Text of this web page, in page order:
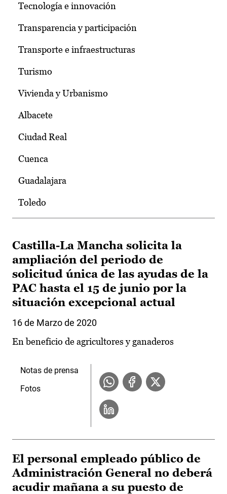
Tecnología e innovación
Transparencia y participación
Transporte e infraestructuras
Turismo
Vivienda y Urbanismo
Albacete
Ciudad Real
Cuenca
Guadalajara
Toledo
Castilla-La Mancha solicita la
ampliación del periodo de
solicitud única de las ayudas de la
PAC hasta el 15 de junio por la
situación excepcional actual
16 de Marzo de 2020
En beneficio de agricultores y ganaderos
Notas de prensa
Fotos
El personal empleado público de
Administración General no deberá
acudir mañana a su puesto de